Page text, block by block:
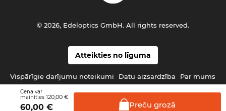
Cena var
mainīties 120,00 €
60,00 € Preču grozā
Atteikties no līguma
Vispārīgie darījumu noteikumi Datu aizsardzība Par mums
© 2026, Edeloptics GmbH. All rights reserved.